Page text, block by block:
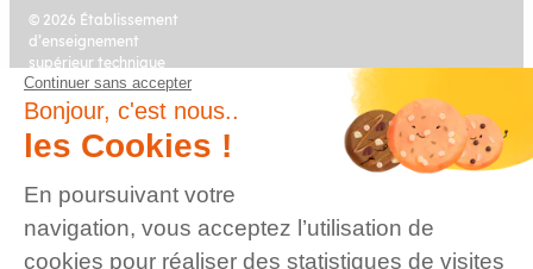
© 2026 Établissement
d’enseignement
supérieur technique
privé, Association à
but non lucratif –
Groupe IGENSIA
Education – Mise à jour
Plan du site Mentions légales
Charte des données
personnelles
Contact
Continuer sans accepter
Bonjour, c'est nous..
les Cookies !
En poursuivant votre
navigation, vous acceptez l’utilisation de
cookies pour réaliser des statistiques de visites